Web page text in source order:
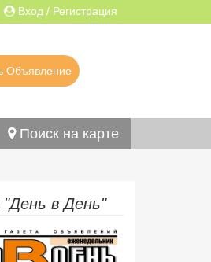
Вход / Регистрация
Объявление
Поиск на карте
"День в День"